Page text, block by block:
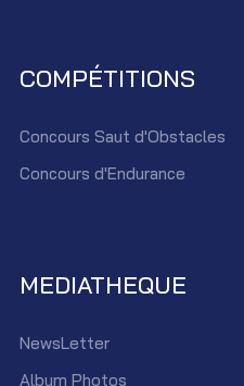
COMPÉTITIONS
Concours Saut d'Obstacles
Concours d'Endurance
MEDIATHEQUE
NewsLetter
Album Photos